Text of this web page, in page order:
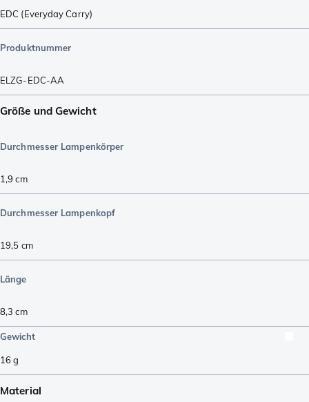
EDC (Everyday Carry)
Produktnummer
ELZG-EDC-AA
Größe und Gewicht
Durchmesser Lampenkörper
1,9 cm
Durchmesser Lampenkopf
19,5 cm
Länge
8,3 cm
Gewicht
16g
Material